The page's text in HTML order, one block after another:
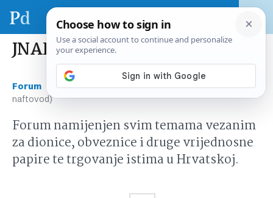
JNAF (Jadranski naftovod)
Forum Tržište kapitala Hrvatska ›
JNAF (Jadranski
naftovod)
Forum namijenjen svim temama vezanim
za dionice, obveznice i druge vrijednosne
papire te trgovanje istima u Hrvatskoj.